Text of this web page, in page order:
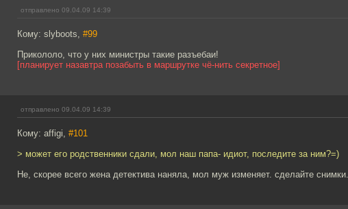
отправлено 09.04.09 14:39
Кому: slyboots, #99
Прикололо, что у них министры такие разъебаи!
[планирует назавтра позабыть в маршрутке чё-нить секретное]
отправлено 09.04.09 14:39
Кому: affigi, #101
> может его родственники сдали, мол наш папа- идиот, последите за ним?=)
Не, скорее всего жена детектива наняла, мол муж изменяет. сделайте